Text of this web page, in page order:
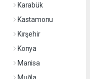
Karabük
Kastamonu
Kırşehir
Konya
Manisa
Muğla